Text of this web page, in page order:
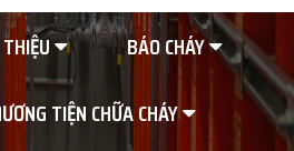
BÁO CHÁY
TIỆN CHỮA CHÁY